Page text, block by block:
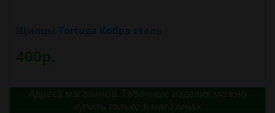
400р.
Адреса магазинов. Табачные изделия можно
купить только в магазинах